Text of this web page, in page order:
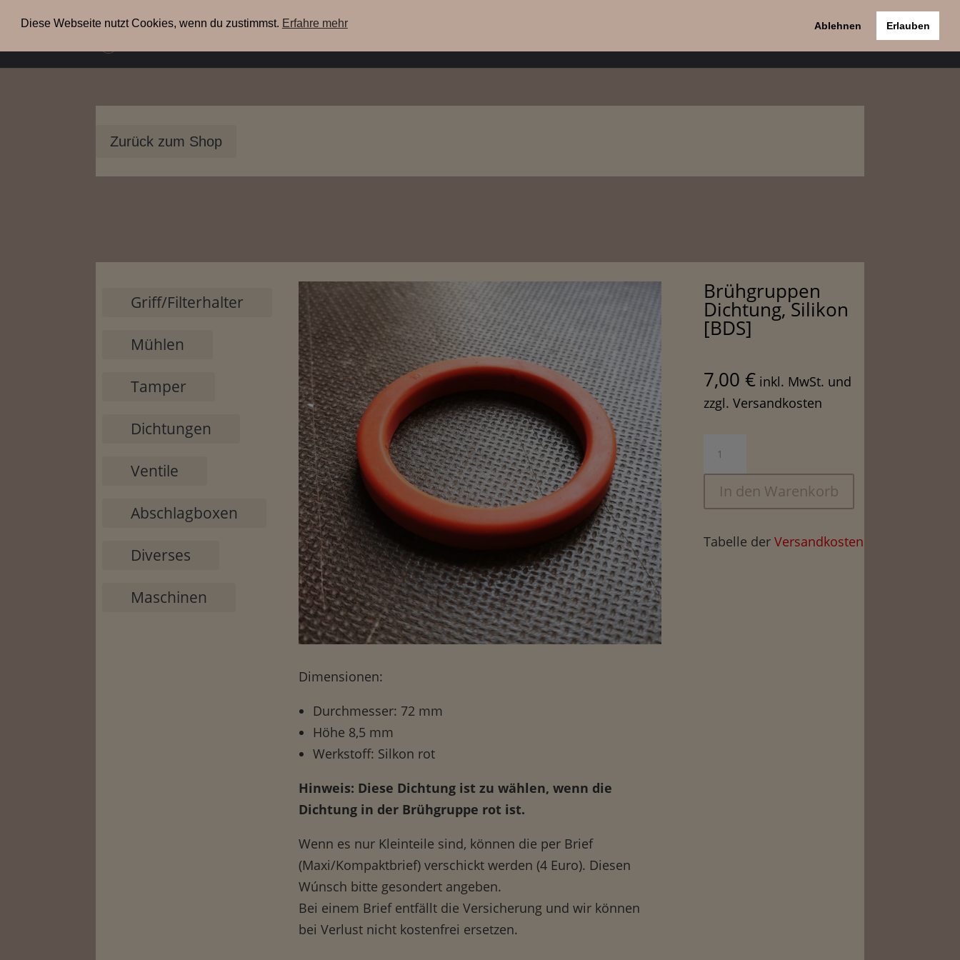
Zurück zum Shop
Griff/Filterhalter
Mühlen
Tamper
Dichtungen
Ventile
Abschlagboxen
Diverses
Maschinen
Dimensionen:
Durchmesser: 72 mm
Höhe 8,5 mm
Werkstoff: Silkon rot
Hinweis: Diese Dichtung ist zu wählen, wenn die
Dichtung in der Brühgruppe rot ist.
Wenn es nur Kleinteile sind, können die per Brief
(Maxi/Kompaktbrief) verschickt werden (4 Euro). Diesen
Wúnsch bitte gesondert angeben.
Bei einem Brief entfällt die Versicherung und wir können
bei Verlust nicht kostenfrei ersetzen.
Brühgruppen
Dichtung, Silikon
[BDS]
7,00€ inkl. MwSt. und
zzgl. Versandkosten
Silikon
[BDS]
In den Warenkorb
Tabelle derVersandkosten
Diese Webseite nutzt Cookies, wenn du zustimmst. Erfahre mehr Ablehnen Erlauben